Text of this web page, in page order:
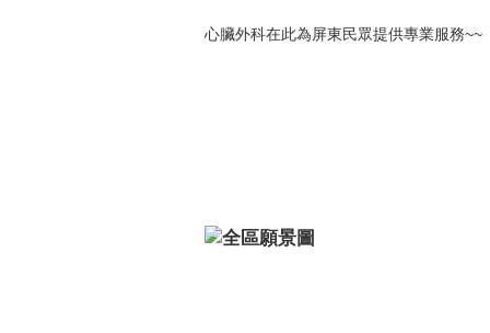
心臟外科在此為屏東民眾提供專業服務~~